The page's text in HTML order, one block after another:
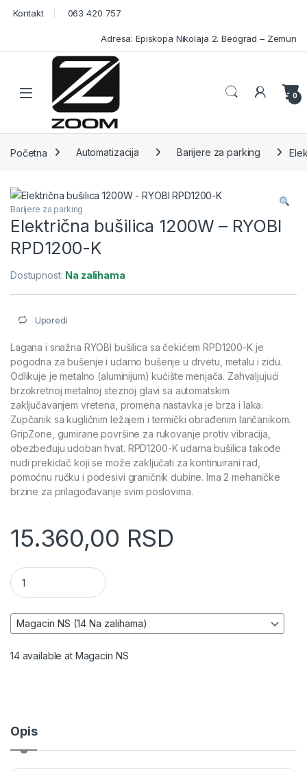
Skip to navigation
Skip to content
Kontakt 063 420 757
Adresa: Episkopa Nikolaja 2. Beograd – Zemun
Open 0
Početna Automatizacija Barijere za parking
Barijere za parking
Električna bušilica 1200W – RYOBI
RPD1200-K
Dostupnost: Na zalihama
Uporedi
Lagana i snažna RYOBI bušilica sa čekićem RPD1200-K je
pogodna za bušenje i udarno bušenje u drvetu, metalu i zidu.
Odlikuje je metalno (aluminijum) kućište menjača. Zahvaljujući
brzokretnoj metalnoj steznoj glavi sa automatskim
zaključavanjem vretena, promena nastavka je brza i laka.
Zupčanik sa kugličnim ležajem i termički obrađenim lančanikom.
GripZone, gumirane površine za rukovanje protiv vibracija,
obezbeđuju udoban hvat. RPD1200-K udarna bušilica takođe
nudi prekidač koji se može zaključati za kontinuirani rad,
pomoćnu ručku i podesivi graničnik dubine. Ima 2 mehaničke
brzine za prilagođavanje svim poslovima.
15.360,00 RSD
Električna bušilica 1200W - RYOBI RPD1200-K količina
14 available at Magacin NS
Opis